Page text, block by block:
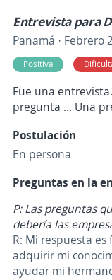
Entrevista para
Panamá · Febrero
Positiva
Fue una
pregunta ... Una
Postulación
En persona
Preguntas en la
P: Las preguntas
debería las
R: Mi respuesta
adquirir mi
ayudar mi